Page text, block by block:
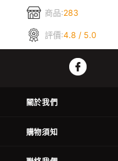
商品:283
評價:4.8 / 5.0
關於我們
購物須知